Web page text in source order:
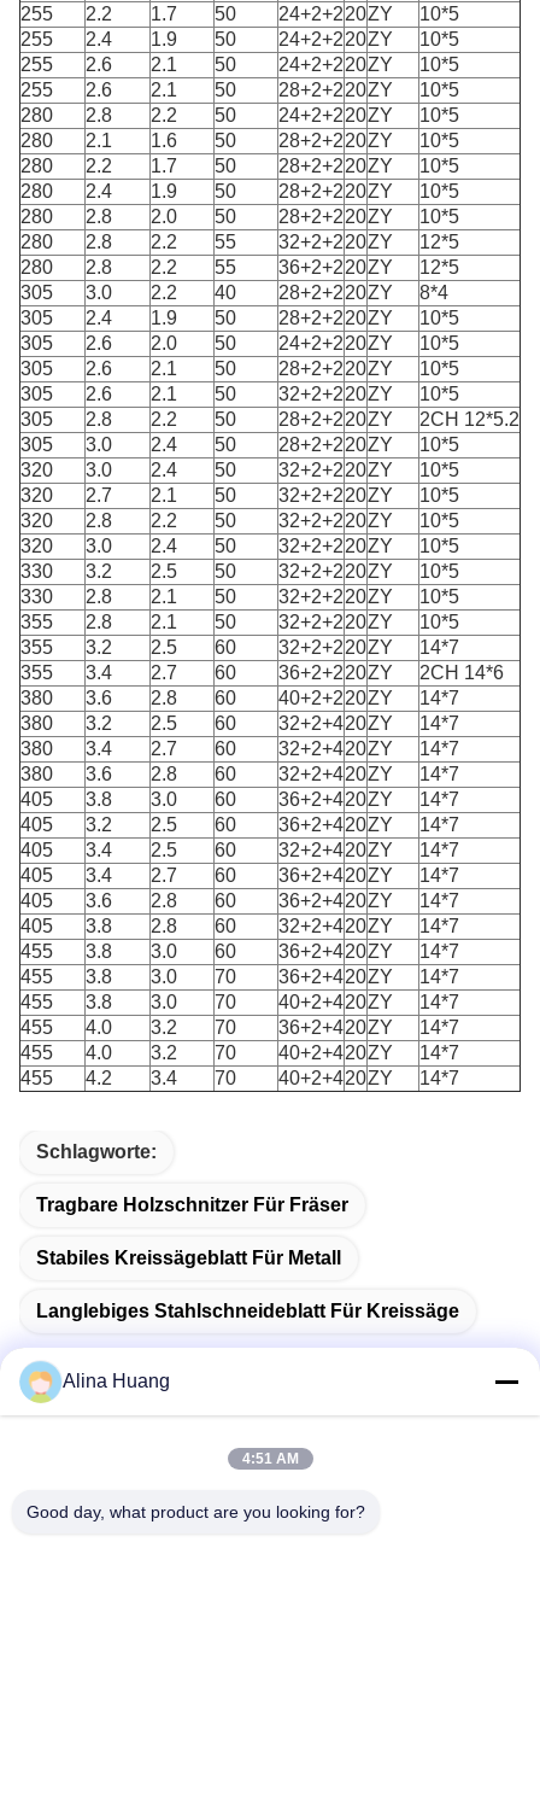
255
2.2 1.7 50 24+2+220ZY
10*5
255
2.4 1.9 50 24+2+220ZY
10*5
255
2.6 2.1 50 24+2+220ZY
10*5
255
2.6 2.1 50 28+2+220ZY
10*5
280
2.8 2.2 50 24+2+220ZY
10*5
280
2.1 1.6 50 28+2+220ZY
10*5
280
2.2 1.7 50 28+2+220ZY
10*5
280
2.4 1.9 50 28+2+220ZY
10*5
280
2.8 2.0 50 28+2+220ZY
10*5
280
2.8 2.2 55 32+2+220ZY
12*5
280
2.8 2.2 55 36+2+220ZY
12*5
305
3.0 2.2 40 28+2+220ZY
8*4
305
2.4 1.9 50 28+2+220ZY
10*5
305
2.6 2.0 50 24+2+220ZY
10*5
305
2.6 2.1 50 28+2+220ZY
10*5
305
2.6 2.1 50 32+2+220ZY
10*5
305
2.8 2.2 50 28+2+220ZY
2CH 12*5.2
305
3.0 2.4 50 28+2+220ZY
10*5
320
3.0 2.4 50 32+2+220ZY
10*5
320
2.7 2.1 50 32+2+220ZY
10*5
320
2.8 2.2 50 32+2+220ZY
10*5
320
3.0 2.4 50 32+2+220ZY
10*5
330
3.2 2.5 50 32+2+220ZY
10*5
330
2.8 2.1 50 32+2+220ZY
10*5
355
2.8 2.1 50 32+2+220ZY
10*5
355
3.2 2.5 60 32+2+220ZY
14*7
355
3.4 2.7 60 36+2+220ZY
2CH 14*6
380
3.6 2.8 60 40+2+220ZY
14*7
380
3.2 2.5 60 32+2+420ZY
14*7
380
3.4 2.7 60 32+2+420ZY
14*7
380
3.6 2.8 60 32+2+420ZY
14*7
405
3.8 3.0 60 36+2+420ZY
14*7
405
3.2 2.5 60 36+2+420ZY
14*7
405
3.4 2.5 60 32+2+420ZY
14*7
405
3.4 2.7 60 36+2+420ZY
14*7
405
3.6 2.8 60 36+2+420ZY
14*7
405
3.8 2.8 60 32+2+420ZY
14*7
455
3.8 3.0 60 36+2+420ZY
14*7
455
3.8 3.0 70 36+2+420ZY
14*7
455
3.8 3.0 70 40+2+420ZY
14*7
455
4.0 3.2 70 36+2+420ZY
14*7
455
4.0 3.2 70 40+2+420ZY
14*7
455
4.2 3.4 70 40+2+420ZY 14*7
Schlagworte:
Tragbare Holzschnitzer Für Fräser
Stabiles Kreissägeblatt Für Metall
Langlebiges Stahlschneideblatt Für Kreissäge
Schnelle Kontaktaufnahme
Anschrift
Alina Huang
4:51 AM
Good day, what product are you looking for?